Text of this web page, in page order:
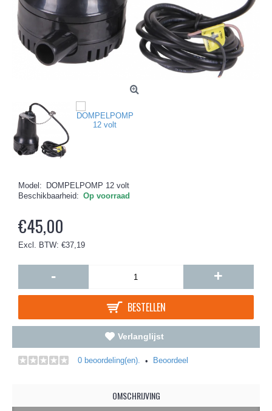
Model:
DOMPELPOMP 12 volt
Beschikbaarheid: Op voorraad
€45,00
Excl. BTW: €37,19
- +
BESTELLEN
Verlanglijst
0 beoordeling(en). • Beoordeel
OMSCHRIJVING